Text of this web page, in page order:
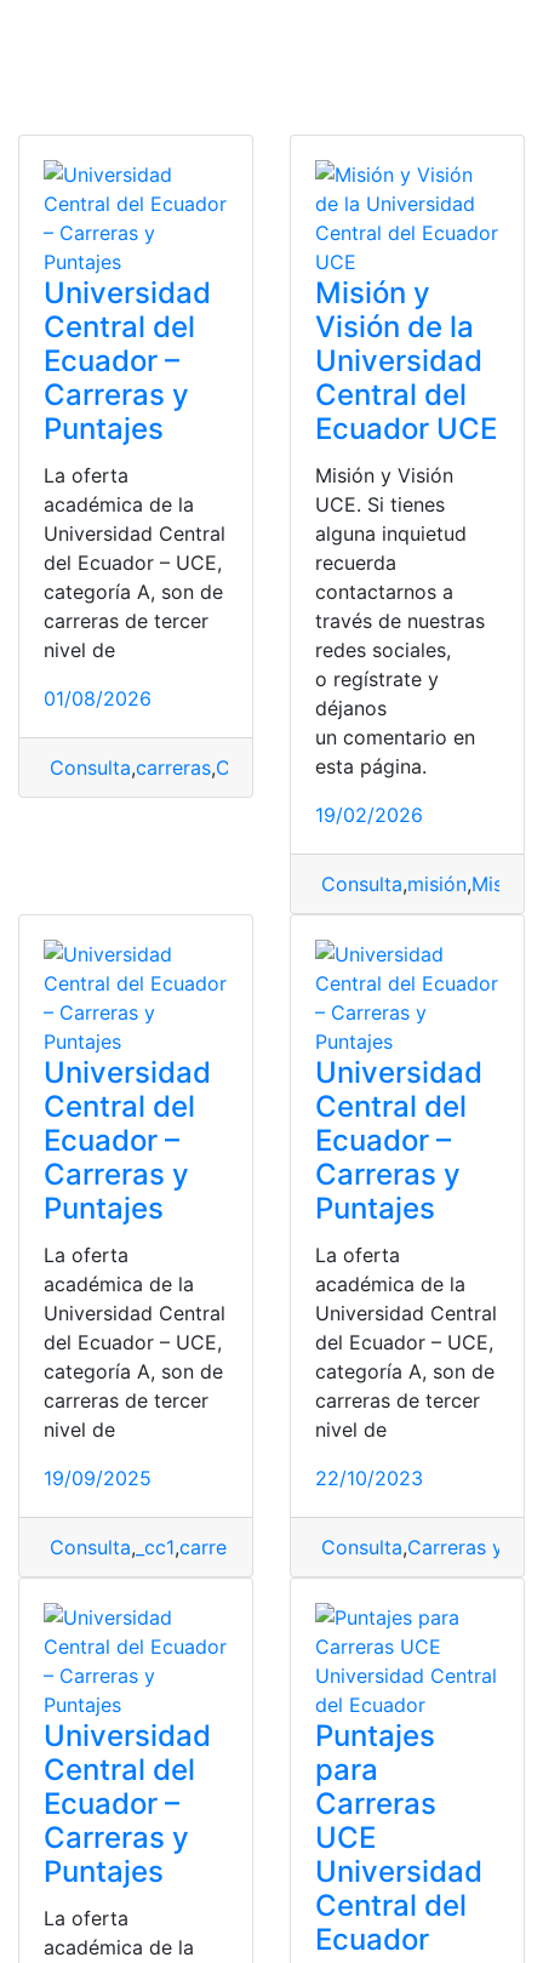
Universidad
Central del
Ecuador –
Carreras y
Puntajes
La oferta
académica de la
Universidad Central
del Ecuador – UCE,
categoría A, son de
carreras de tercer
nivel de
01/08/2026
Consulta,carreras,Consultar Carreras y Puntajes
Misión y
Visión de la
Universidad
Central del
Ecuador UCE
Misión y Visión
UCE. Si tienes
alguna inquietud
recuerda
contactarnos a
través de nuestras
redes sociales,
o regístrate y
déjanos
un comentario en
esta página.
19/02/2026
Consulta,misión,Misión
Universidad
Central del
Ecuador –
Carreras y
Puntajes
La oferta
académica de la
Universidad Central
del Ecuador – UCE,
categoría A, son de
carreras de tercer
nivel de
19/09/2025
Consulta, _cc1,carreras Puntajes carreras,Universidad
Universidad
Central del
Ecuador –
Carreras y
Puntajes
La oferta
académica de la
Universidad Central
del Ecuador – UCE,
categoría A, son de
carreras de tercer
nivel de
22/10/2023
Consulta,Carreras y
Universidad
Central del
Ecuador –
Carreras y
Puntajes
La oferta
académica de la
Puntajes
para
Carreras
UCE
Universidad
Central del
Ecuador